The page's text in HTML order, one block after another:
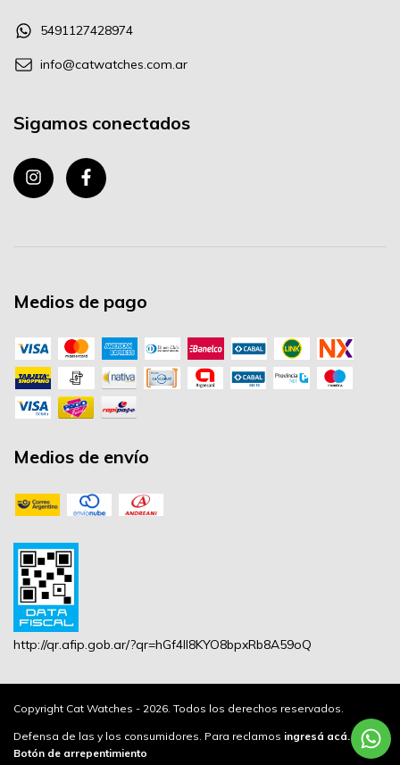
5491127428974
info@catwatches.com.ar
Sigamos conectados
Medios de pago
Medios de envío
http://qr.afip.gob.ar/?qr=hGf4lI8KYO8bpxRb8A59oQ
Copyright Cat Watches - 2026. Todos los derechos reservados.
Defensa de las y los consumidores. Para reclamos ingresá acá.
Botón de arrepentimiento